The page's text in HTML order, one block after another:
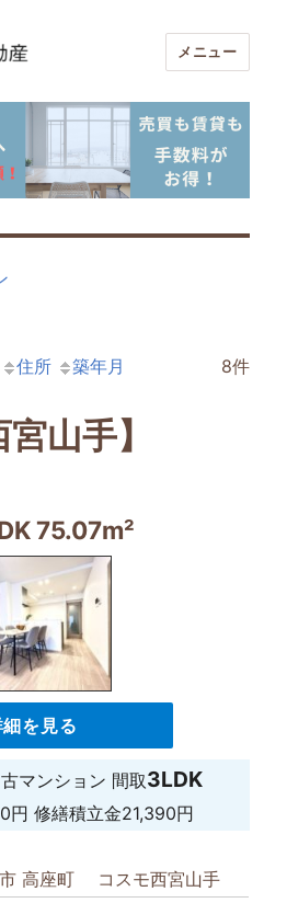
-西宮市周辺の不動産
手数料無料・半額
メニュー
住所 築年月 8件
山手】
75.07m²
を見る
マンション 間取3LDK
円 修繕積立金21,390円
高座町 コスモ西宮山手